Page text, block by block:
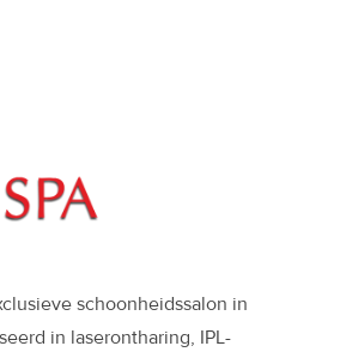
schoonheidssalon in
in laserontharing, IPL-